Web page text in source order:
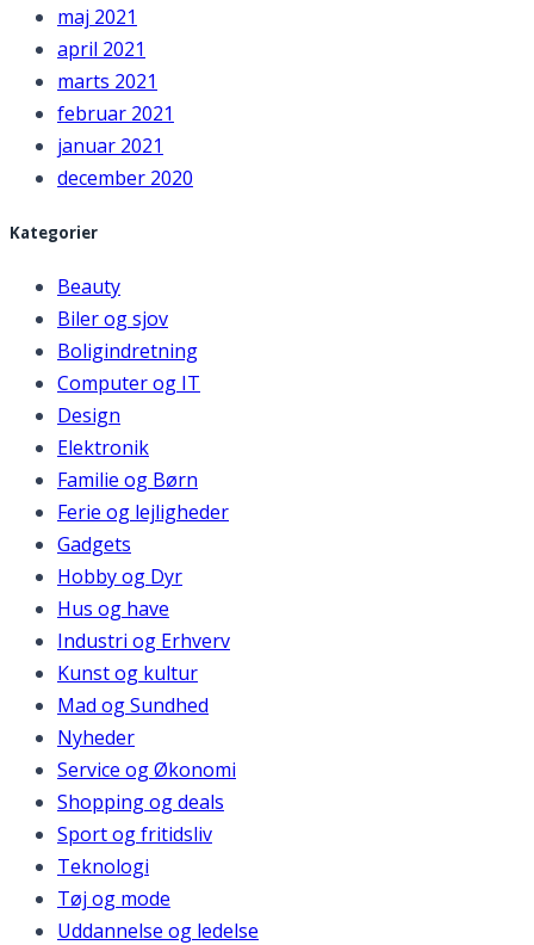
maj 2021
april 2021
marts 2021
februar 2021
januar 2021
december 2020
Kategorier
Beauty
Biler og sjov
Boligindretning
Computer og IT
Design
Elektronik
Familie og Børn
Ferie og lejligheder
Gadgets
Hobby og Dyr
Hus og have
Industri og Erhverv
Kunst og kultur
Mad og Sundhed
Nyheder
Service og Økonomi
Shopping og deals
Sport og fritidsliv
Teknologi
Tøj og mode
Uddannelse og ledelse